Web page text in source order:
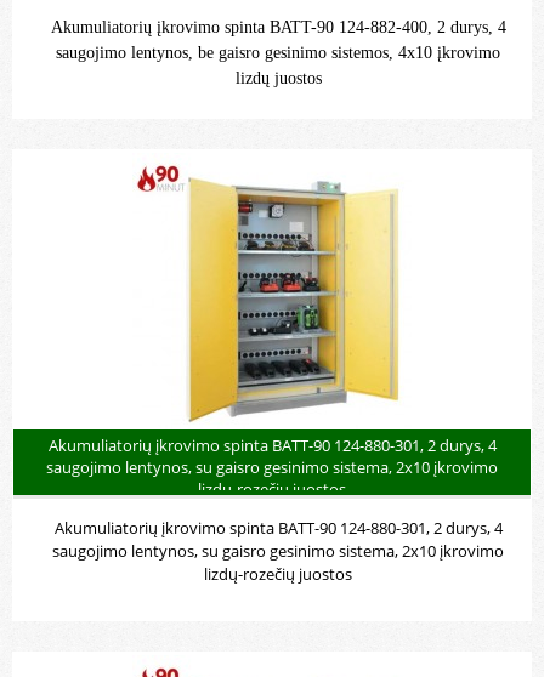
Akumuliatorių įkrovimo spinta BATT-90 124-882-400, 2 durys, 4
saugojimo lentynos, be gaisro gesinimo sistemos, 4x10 įkrovimo
lizdų juostos
Akumuliatorių įkrovimo spinta BATT-90 124-880-301, 2 durys, 4
saugojimo lentynos, su gaisro gesinimo sistema, 2x10 įkrovimo
lizdų-rozečių juostos
Akumuliatorių įkrovimo spinta BATT-90 124-880-301, 2 durys, 4
saugojimo lentynos, su gaisro gesinimo sistema, 2x10 įkrovimo
lizdų-rozečių juostos